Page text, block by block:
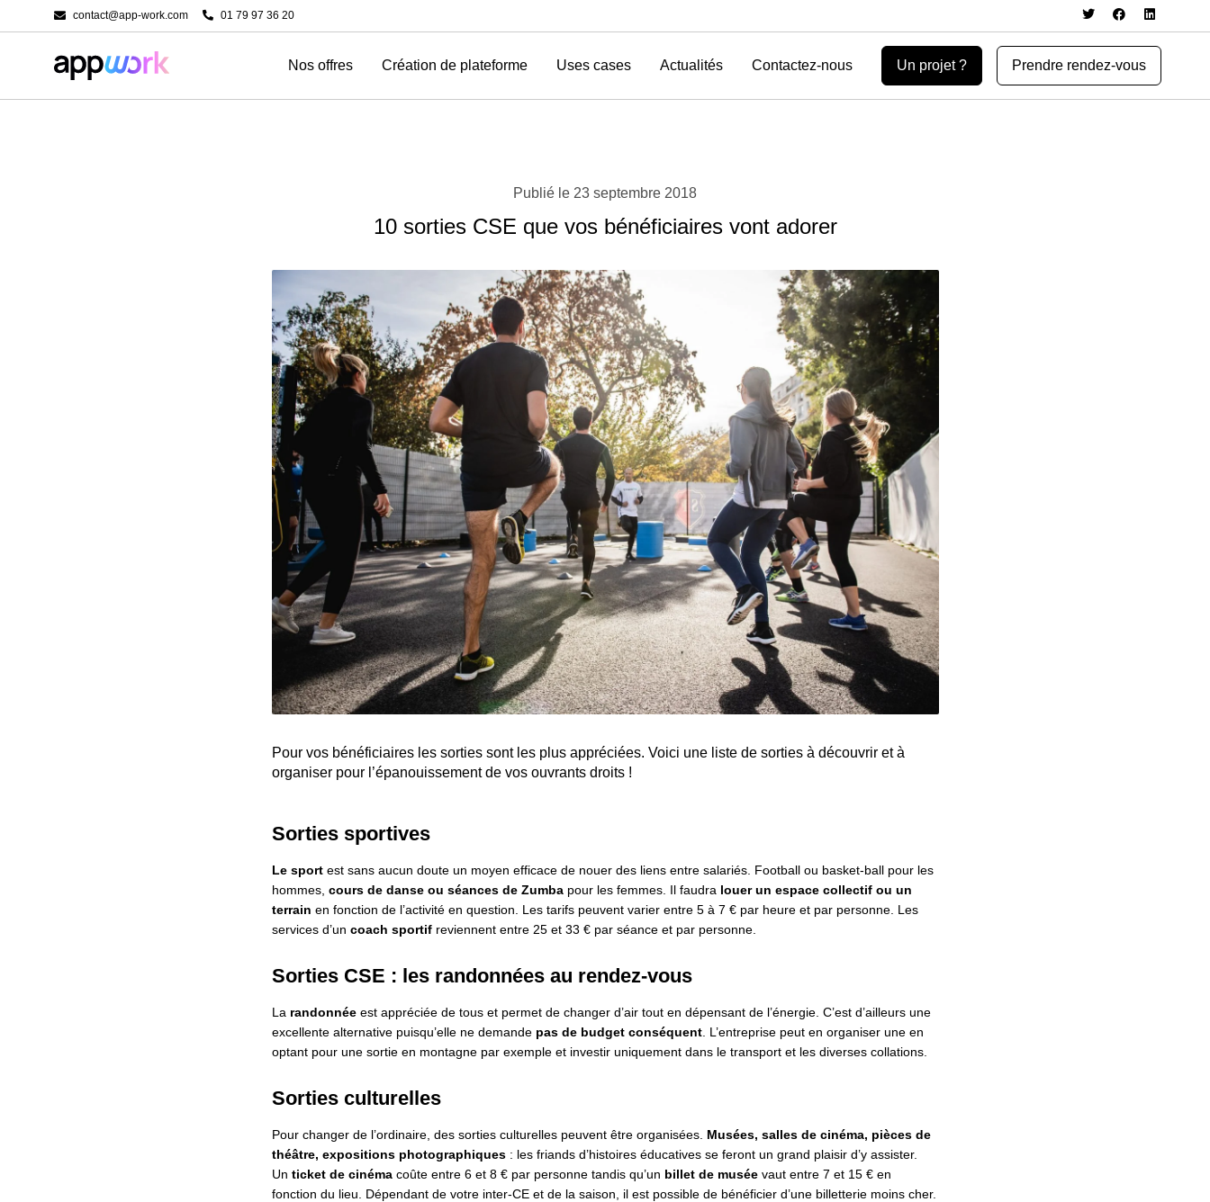
contact@app-work.com 01 79 97 36 20
Nos offres Création de plateforme Uses cases Actualités Contactez-nous Un projet ? Prendre rendez-vous
Publié le 23 septembre 2018
10 sorties CSE que vos bénéficiaires vont adorer
Pour vos bénéficiaires les sorties sont les plus appréciées. Voici une liste de sorties à découvrir et à
organiser pour l’épanouissement de vos ouvrants droits !
Sorties sportives
Le sport est sans aucun doute un moyen efficace de nouer des liens entre salariés. Football ou basket-ball pour les
hommes, cours de danse ou séances de Zumbapour les femmes. Il faudra louer un espace collectif ou un
terrain en fonction de l’activité en question. Les tarifs peuvent varier entre 5 à 7 € par heure et par personne. Les
services d’un coach sportifreviennent entre 25 et 33 € par séance et par personne.
Sorties CSE : les randonnées au rendez-vous
La randonnéeest appréciée de tous et permet de changer d’air tout en dépensant de l’énergie. C’est d’ailleurs une
excellente alternative puisqu’elle ne demande pas de budget conséquent. L’entreprise peut en organiser une en
optant pour une sortie en montagne par exemple et investir uniquement dans le transport et les diverses collations.
Sorties culturelles
Pour changer de l’ordinaire, des sorties culturelles peuvent être organisées. Musées, salles de cinéma, pièces de
théâtre, expositions photographiques: les friands d’histoires éducatives se feront un grand plaisir d’y assister.
Un ticket de cinémacoûte entre 6 et 8 € par personne tandis qu’un billet de muséevaut entre 7 et 15 € en
fonction du lieu. Dépendant de votre inter-CE et de la saison, il est possible de bénéficier d’une billetterie moins cher.